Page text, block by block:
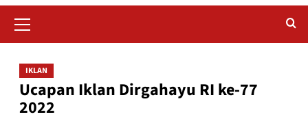
Menu
IKLAN
Ucapan Iklan Dirgahayu RI ke-77
2022